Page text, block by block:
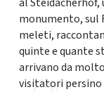
monumento, sul
meleti,
quinte e quante
arrivano da
visitatori persino